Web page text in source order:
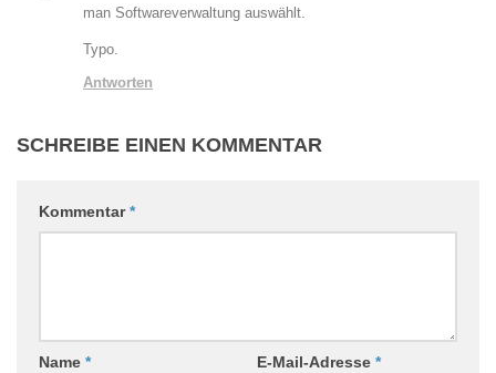
man Softwareverwaltung auswählt.
Typo.
Antworten
SCHREIBE EINEN KOMMENTAR
Kommentar*
Name * E-Mail-Adresse *